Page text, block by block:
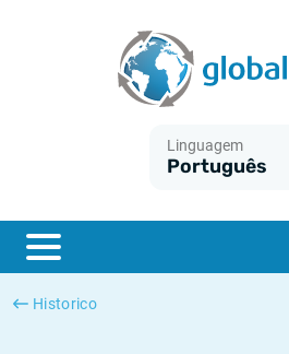
Linguagem
Português
Historico
ESTER
SONIA
O que é a inflação do IPC?
O que é a inflação do IHPC?
Inflação Estados Unidos
Inflação Europa
Taxas Euribor históricas
Taxas ESTER históricas
Taxas SONIA históricas
Taxas TONAR históricas
Calculadora de inflação